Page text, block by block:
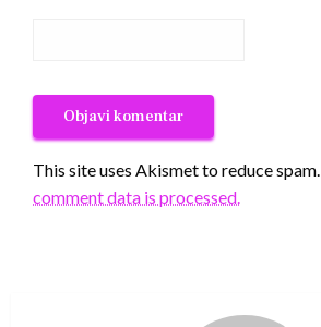
This site uses Akismet to reduce spam.
comment data is processed.